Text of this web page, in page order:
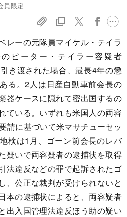
員限定
レーの元隊員マイケル・テイラ
ピーター・テイラー容疑者
き渡された場合、最長4年の懲
る。2人は日産自動車前会長の
器ケースに隠れて密出国するの
ている。いずれも米国人の両容
請に基づいて米マサチューセッ
検は1月、ゴーン前会長のレバ
疑いで両容疑者の逮捕状を取得
法違反などの罪で起訴されたゴ
、公正な裁判が受けられないと
本の逮捕状によると、両容疑者
出入国管理法違反ほう助の疑い